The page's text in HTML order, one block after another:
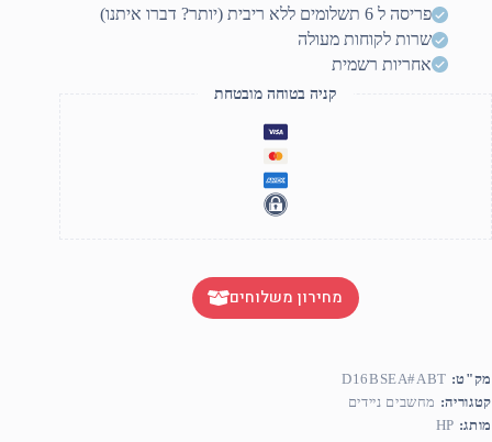
240HZ
an0002nj
פריסה ל 6 תשלומים ללא ריבית (יותר? דברו איתנו)
שרות לקוחות מעולה
אחריות רשמית
קניה בטוחה מובטחת
מחירון משלוחים
מק"ט: D16BSEA#ABT
קטגוריה: מחשבים ניידים
מותג: HP